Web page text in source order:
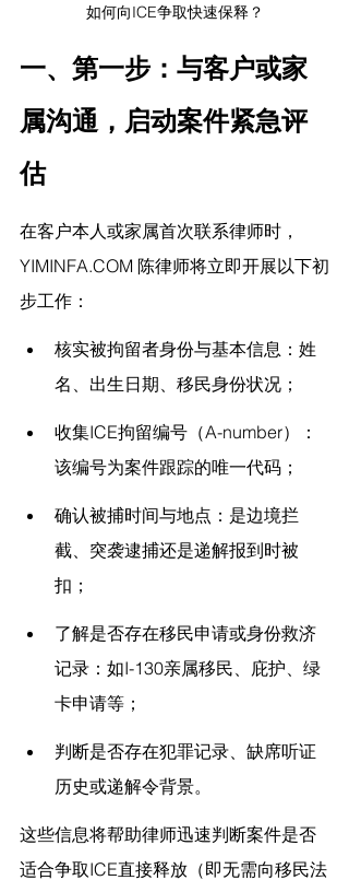
如何向ICE争取快速保释？
一、第一步：与客户或家
属沟通，启动案件紧急评
估
在客户本人或家属首次联系律师时，
YIMINFA.COM 陈律师将立即开展以下初
步工作：
核实被拘留者身份与基本信息：姓
名、出生日期、移民身份状况；
收集ICE拘留编号（A-number）：
该编号为案件跟踪的唯一代码；
确认被捕时间与地点：是边境拦
截、突袭逮捕还是递解报到时被
扣；
了解是否存在移民申请或身份救济
记录：如I-130亲属移民、庇护、绿
卡申请等；
判断是否存在犯罪记录、缺席听证
历史或递解令背景。
这些信息将帮助律师迅速判断案件是否
适合争取ICE直接释放（即无需向移民法